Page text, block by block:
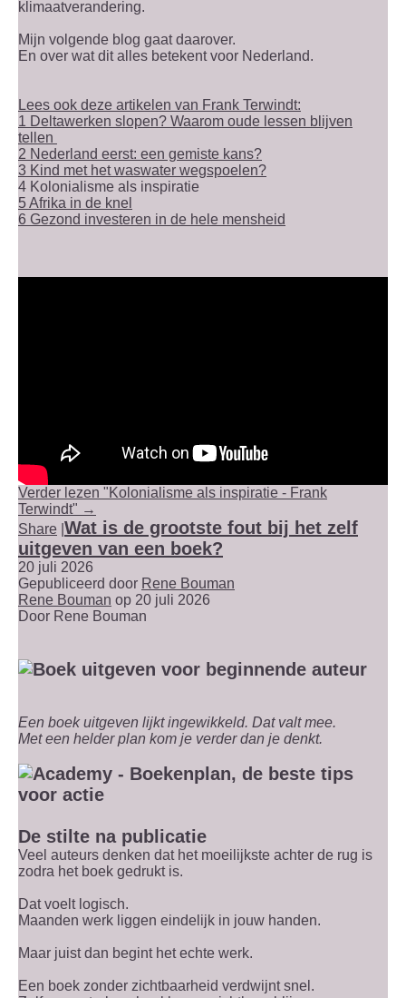
klimaatverandering.
Mijn volgende blog gaat daarover.
En over wat dit alles betekent voor Nederland.
Lees ook deze artikelen van Frank Terwindt:
1 Deltawerken slopen? Waarom oude lessen blijven
tellen
2 Nederland eerst: een gemiste kans?
3 Kind met het waswater wegspoelen?
4 Kolonialisme als inspiratie
5 Afrika in de knel
6 Gezond investeren in de hele mensheid
Verder lezen "Kolonialisme als inspiratie - Frank
Terwindt" →
Share Wat is de grootste fout bij het zelf
uitgeven van een boek?
20 juli 2026
Gepubliceerd door Rene Bouman
Rene Bouman op 20 juli 2026
Door Rene Bouman
Een boek uitgeven lijkt ingewikkeld. Dat valt mee.
Met een helder plan kom je verder dan je denkt.
De stilte na publicatie
Veel auteurs denken dat het moeilijkste achter de rug is
zodra het boek gedrukt is.
Dat voelt logisch.
Maanden werk liggen eindelijk in jouw handen.
Maar juist dan begint het echte werk.
Een boek zonder zichtbaarheid verdwijnt snel.